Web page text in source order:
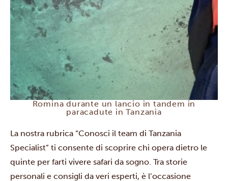
Romina durante un lancio in tandem in
paracadute in Tanzania
La nostra rubrica “Conosci il team di Tanzania
Specialist” ti consente di scoprire chi opera dietro le
quinte per farti vivere safari da sogno. Tra storie
personali e consigli da veri esperti, è l’occasione